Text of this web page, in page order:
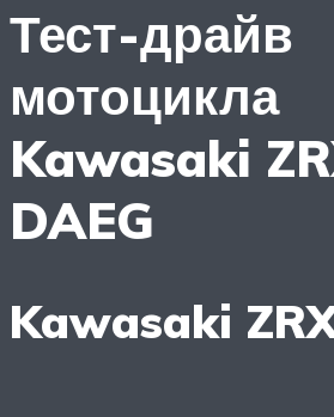
Тест-драйв
мотоцикла
Kawasaki
DAEG
Kawasaki